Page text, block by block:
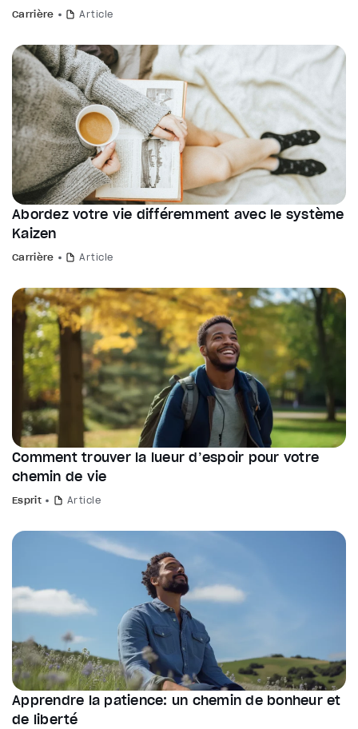
Carrière Article
Abordez votre vie différemment avec le système
Kaizen
Carrière Article
Comment trouver la lueur d’espoir pour votre
chemin de vie
Esprit Article
Apprendre la patience: un chemin de bonheur et
de liberté